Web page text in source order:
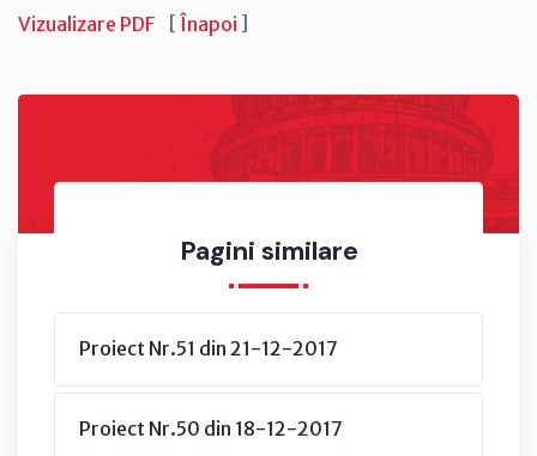
Pagini similare
Proiect Nr.51 din 21-12-2017
Proiect Nr.50 din 18-12-2017
Vizualizare PDF [ Înapoi ]